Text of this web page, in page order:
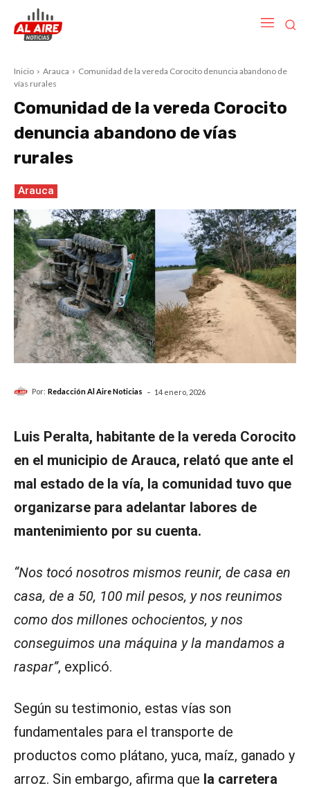
Inicio Arauca
Comunidad de la vereda Corocito denuncia abandono de
vías rurales
Comunidad de la vereda Corocito
denuncia abandono de vías
rurales
Arauca
Por: Redacción Al Aire Noticias - 14 enero, 2026
Luis Peralta, habitante de la vereda Corocito
en el municipio de Arauca, relató que ante el
mal estado de la vía, la comunidad tuvo que
organizarse para adelantar labores de
mantenimiento por su cuenta.
“Nos tocó nosotros mismos reunir, de casa en
casa, de a 50, 100 mil pesos, y nos reunimos
como dos millones ochocientos, y nos
conseguimos una máquina y la mandamos a
raspar”, explicó.
Según su testimonio, estas vías son
fundamentales para el transporte de
productos como plátano, yuca, maíz, ganado y
arroz. Sin embargo, afirma que la carretera